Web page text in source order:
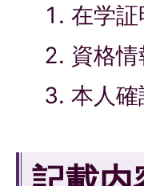
在学証
資格
本人